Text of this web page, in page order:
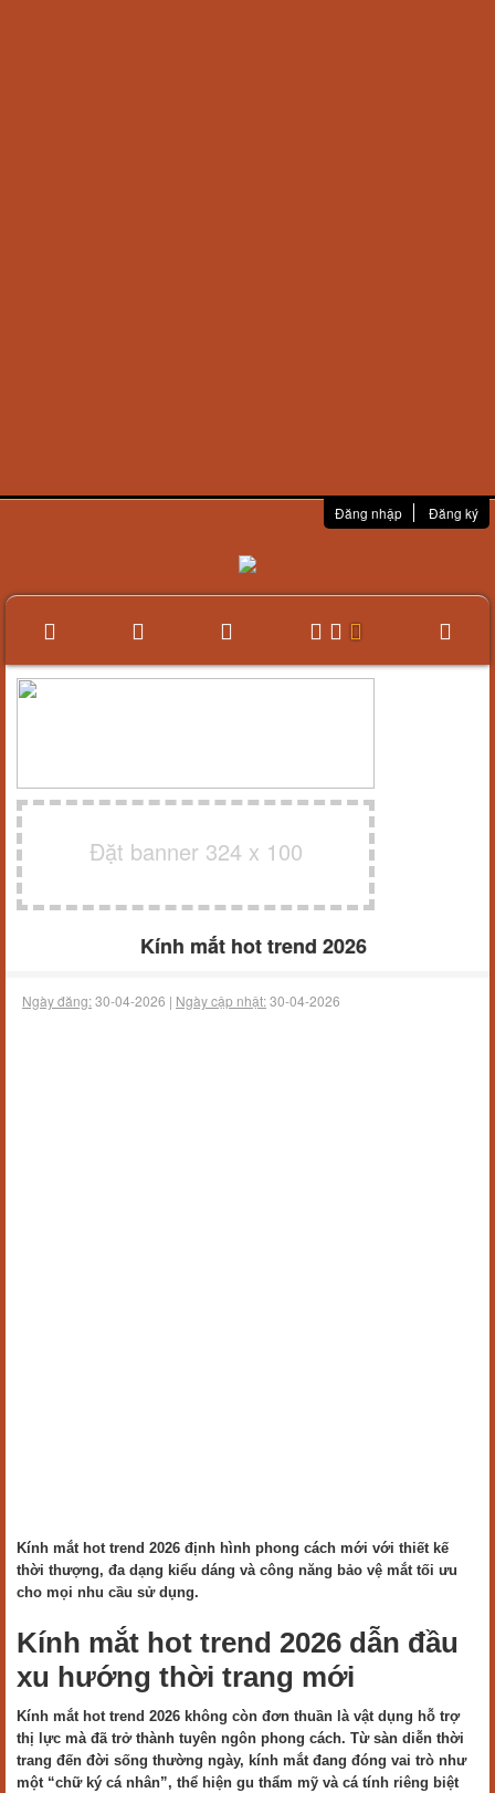
Đăng nhập Đăng ký
Đặt banner 324 x 100
Kính mắt hot trend 2026
Ngày đăng:30-04-2026 | Ngày cập nhật:30-04-2026
Kính mắt hot trend 2026 định hình phong cách mới với thiết kế
thời thượng, đa dạng kiểu dáng và công năng bảo vệ mắt tối ưu
cho mọi nhu cầu sử dụng.
Kính mắt hot trend 2026 dẫn đầu
xu hướng thời trang mới
Kính mắt hot trend 2026 không còn đơn thuần là vật dụng hỗ trợ
thị lực mà đã trở thành tuyên ngôn phong cách. Từ sàn diễn thời
trang đến đời sống thường ngày, kính mắt đang đóng vai trò như
một “chữ ký cá nhân”, thể hiện gu thẩm mỹ và cá tính riêng biệt